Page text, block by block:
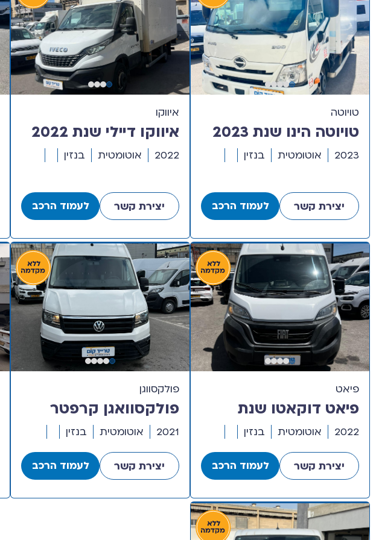
טויוטה
טויוטה הינו שנת 2023
עם ארגז ודופן
הידראולית
2023 אוטומטית בנזין
יצירת קשר לעמוד הרכב
איווקו
איווקו דיילי שנת 2022
דגם חד קבינה עם ארגז
ורמפה הידראולית
2022 אוטומטית בנזין
יצירת קשר לעמוד הרכב
פיאט
פיאט דוקאטו שנת
2022 דגם ארוך גבוה
חצי קומבי
2022 אוטומטית בנזין
יצירת קשר לעמוד הרכב
פולקסווגן
פולקסוואגן קרפטר
שנת 2021 דגם בינוני
גבוה חצי קומבי
2021 אוטומטית בנזין
יצירת קשר לעמוד הרכב